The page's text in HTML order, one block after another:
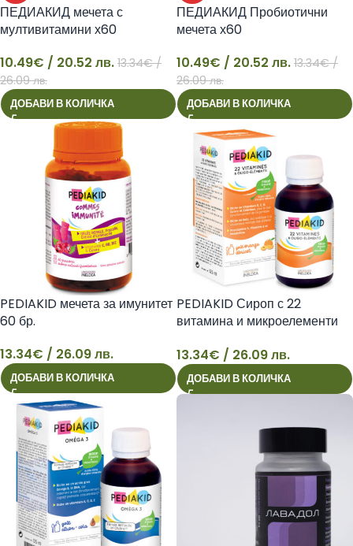
10
ПЕДИАКИД мечета с
мултивитамини х60
10.49€ / 20.52 лв. 13.34€/
26.09 лв.
ДОБАВИ В КОЛИЧКА
10
ПЕДИАКИД Пробиотични
мечета х60
10.49€ / 20.52 лв. 13.34€/
26.09 лв.
ДОБАВИ В КОЛИЧКА
13
PEDIAKID мечета за имунитет
60 бр.
13.34€ / 26.09 лв.
ДОБАВИ В КОЛИЧКА
13
PEDIAKID Сироп с 22
витамина и микроелементи
13.34€ / 26.09 лв.
ДОБАВИ В КОЛИЧКА